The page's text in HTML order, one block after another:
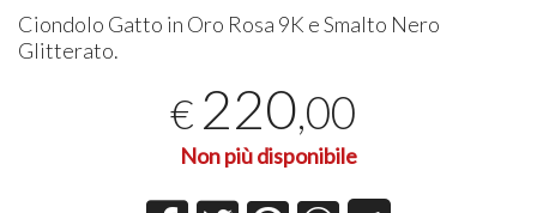
Ciondolo Gatto in Oro Rosa 9K e Smalto Nero
Glitterato.
€ 220,00
Non più disponibile